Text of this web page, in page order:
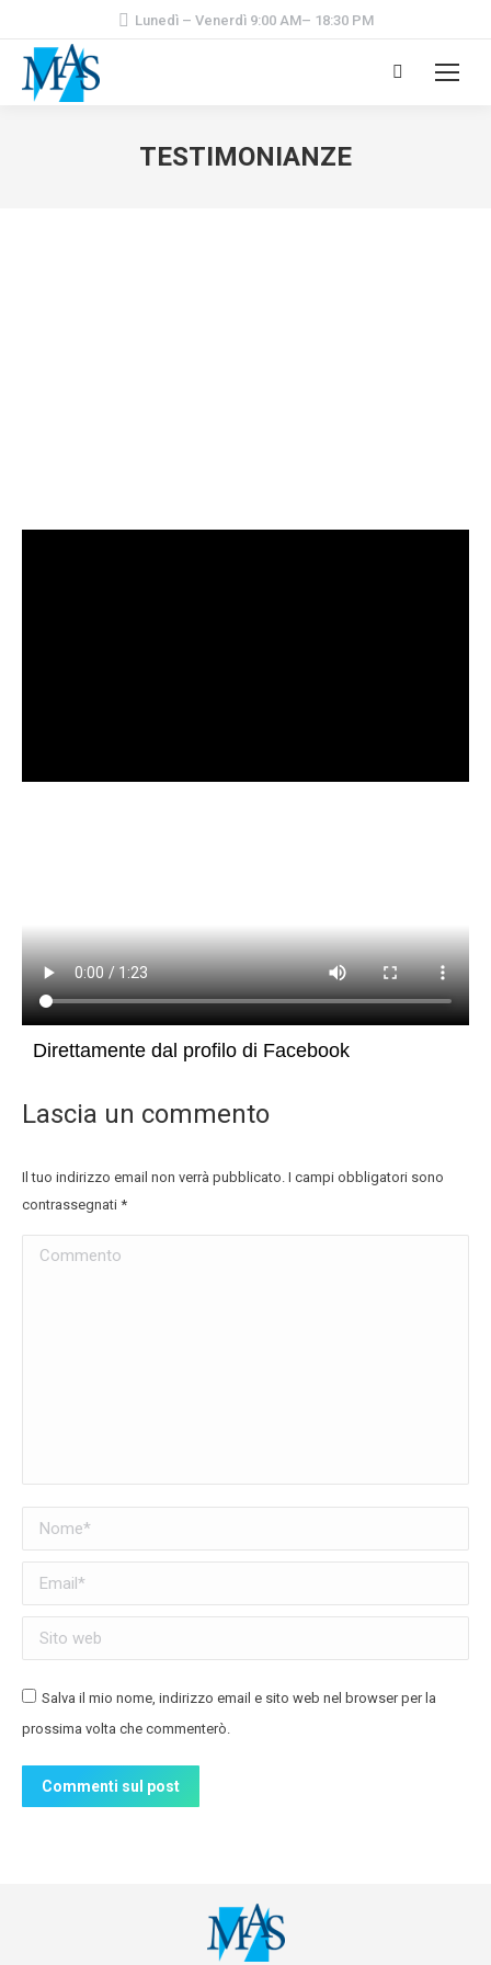
Lunedì – Venerdì 9:00 AM– 18:30 PM
Cerca:
TESTIMONIANZE
Direttamente dal profilo di Facebook
Lascia un commento
Il tuo indirizzo email non verrà pubblicato. I campi obbligatori sono
contrassegnati *
Commento
Nome *
Email *
Sito web
Salva il mio nome, indirizzo email e sito web nel browser per la
prossima volta che commenterò.
Commenti sul post